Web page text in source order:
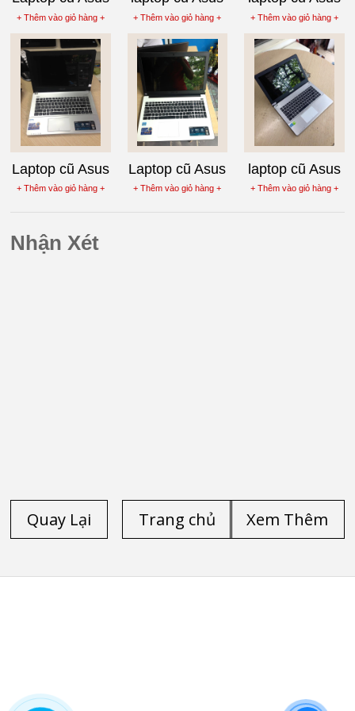
K56CA-
XO181D Core
i3-3217U
+ Thêm vào giỏ hàng +
K55A-SX209
Core i3-3110M
+ Thêm vào giỏ hàng +
Transformer
Book T100TA-
DK025H màu
trắng
+ Thêm vào giỏ hàng +
Laptop cũ Asus
K450CA-
+ Thêm vào giỏ hàng +
Laptop cũ Asus
X502C core i3
+ Thêm vào giỏ hàng +
laptop cũ Asus
K450CC-
+ Thêm vào giỏ hàng +
Nhận Xét
Quay Lại Xem Thêm
Trang chủ
/
LATITUDE E5520
LAPTOP CŨ DELL LATITUDE 5530